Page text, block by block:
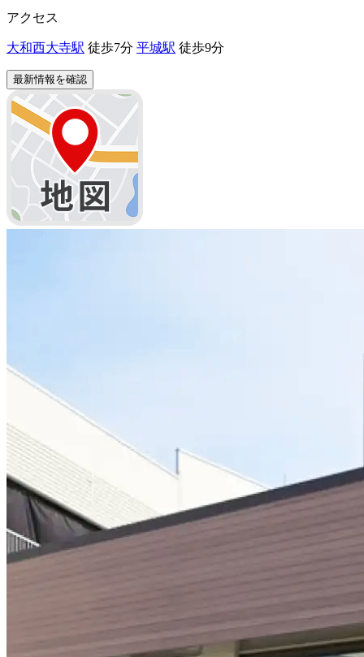
アクセス
大和西大寺駅 徒歩7分 平城駅 徒歩9分
最新情報を確認